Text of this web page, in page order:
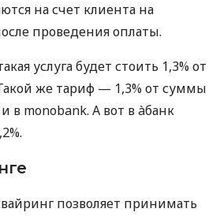
на счет клиента на
проведения оплаты.
услуга будет стоить 1,3% от
же тариф — 1,3% от суммы
в monobank. А вот в àбанк
позволяет принимать